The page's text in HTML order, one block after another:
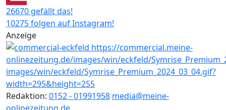
26670 gefällt das!
10275 folgen auf Instagram!
Anzeige
Redaktion: 0152 - 01991958 media@meine-